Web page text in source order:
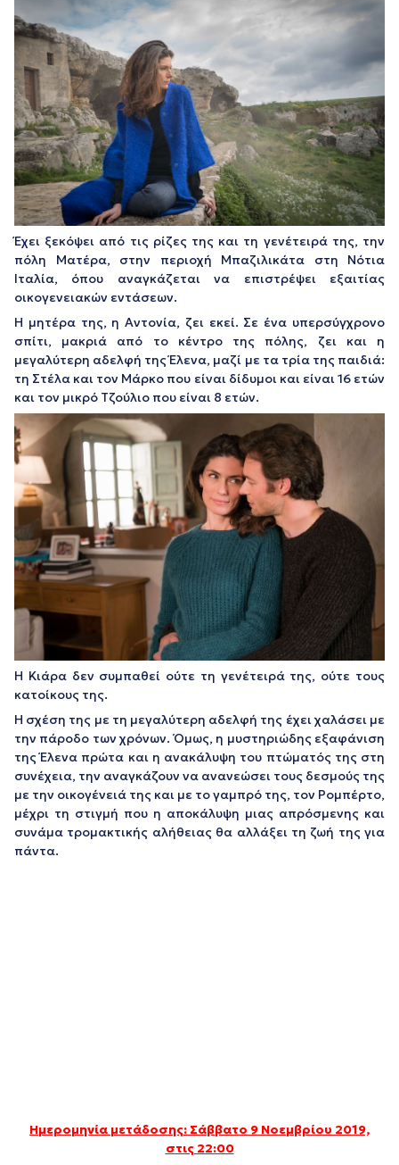
Έχει ξεκόψει από τις ρίζες της και τη γενέτειρά της, την
πόλη Ματέρα, στην περιοχή Μπαζιλικάτα στη Νότια
Ιταλία, όπου αναγκάζεται να επιστρέψει εξαιτίας
οικογενειακών εντάσεων.
Η μητέρα της, η Αντονία, ζει εκεί. Σε ένα υπερσύγχρονο
σπίτι, μακριά από το κέντρο της πόλης, ζει και η
μεγαλύτερη αδελφή της Έλενα, μαζί με τα τρία της παιδιά:
τη Στέλα και τον Μάρκο που είναι δίδυμοι και είναι 16 ετών
και τον μικρό Τζούλιο που είναι 8 ετών.
Η Κιάρα δεν συμπαθεί ούτε τη γενέτειρά της, ούτε τους
κατοίκους της.
Η σχέση της με τη μεγαλύτερη αδελφή της έχει χαλάσει με
την πάροδο των χρόνων. Όμως, η μυστηριώδης εξαφάνιση
της Έλενα πρώτα και η ανακάλυψη του πτώματός της στη
συνέχεια, την αναγκάζουν να ανανεώσει τους δεσμούς της
με την οικογένειά της και με το γαμπρό της, τον Ρομπέρτο,
μέχρι τη στιγμή που η αποκάλυψη μιας απρόσμενης και
συνάμα τρομακτικής αλήθειας θα αλλάξει τη ζωή της για
πάντα.
Ημερομηνία μετάδοσης: Σάββατο 9 Νοεμβρίου 2019,
στις 22:00